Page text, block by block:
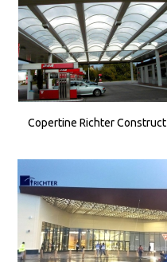
Copertine Richter Construct